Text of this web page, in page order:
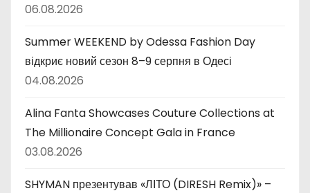
06.08.2026
Summer WEEKEND by Odessa Fashion Day
відкриє новий сезон 8–9 серпня в Одесі
04.08.2026
Alina Fanta Showcases Couture Collections at
The Millionaire Concept Gala in France
03.08.2026
SHYMAN презентував «ЛІТО (DIRESH Remix)» –